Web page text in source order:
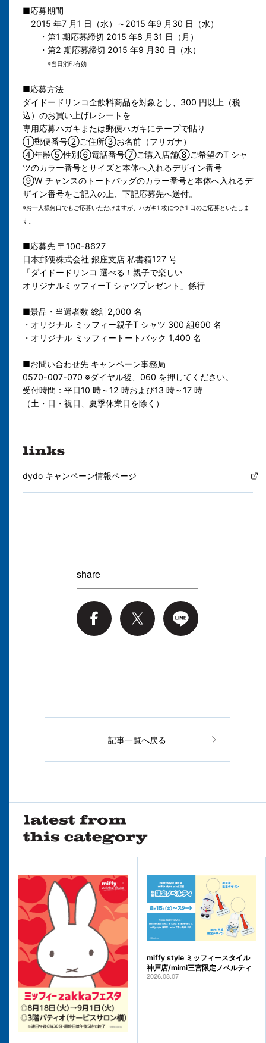
■応募期間
2015 年7 月1 日（水）～2015 年9 月30 日（水）
・第1 期応募締切 2015 年8 月31 日（月）
・第2 期応募締切 2015 年9 月30 日（水）
※当日消印有効
■応募方法
ダイドードリンコ全飲料商品を対象とし、300 円以上（税
込）のお買い上げレシートを
専用応募ハガキまたは郵便ハガキにテープで貼り
①郵便番号②ご住所③お名前（フリガナ）
④年齢⑤性別⑥電話番号⑦ご購入店舗⑧ご希望のT シャ
ツのカラー番号とサイズと本体へ入れるデザイン番号
⑨W チャンスのトートバッグのカラー番号と本体へ入れるデ
ザイン番号をご記入の上、下記応募先へ送付。
※お一人様何口でもご応募いただけますが、ハガキ1 枚につき1 口のご応募といたしま
す。
■応募先 〒100-8627
日本郵便株式会社 銀座支店 私書箱127 号
「ダイドードリンコ 選べる！親子で楽しい
オリジナルミッフィーT シャツプレゼント」係行
■景品・当選者数 総計2,000 名
・オリジナル ミッフィー親子T シャツ 300 組600 名
・オリジナル ミッフィートートバック 1,400 名
■お問い合わせ先 キャンペーン事務局
0570-007-070 ※ダイヤル後、060 を押してください。
受付時間：平日10 時～12 時および13 時～17 時
（土・日・祝日、夏季休業日を除く）
dydo キャンペーン情報ページ
share
記事一覧へ戻る
miffy style ミッフィースタイル
神戸店/mimi三宮限定ノベルティ
2026.08.07